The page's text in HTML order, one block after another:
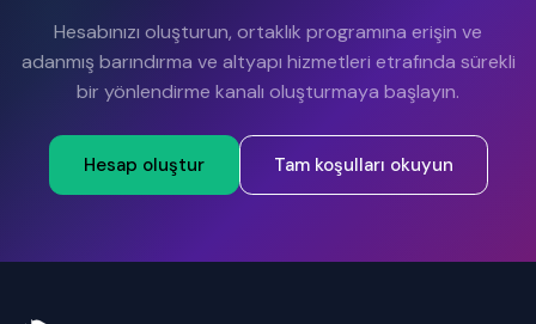
Hesabınızı oluşturun, ortaklık programına erişin ve
adanmış barındırma ve altyapı hizmetleri etrafında sürekli
bir yönlendirme kanalı oluşturmaya başlayın.
Hesap oluştur Tam koşulları okuyun